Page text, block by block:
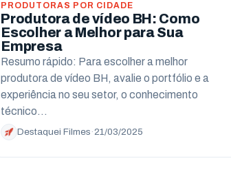
PRODUTORAS POR CIDADE
Produtora de vídeo BH: Como
Escolher a Melhor para Sua
Empresa
Resumo rápido: Para escolher a melhor
produtora de vídeo BH, avalie o portfólio e a
experiência no seu setor, o conhecimento
técnico…
Destaquei Filmes ·21/03/2025